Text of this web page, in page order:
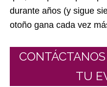
durante años (y sigue
otoño gana cada vez
TU